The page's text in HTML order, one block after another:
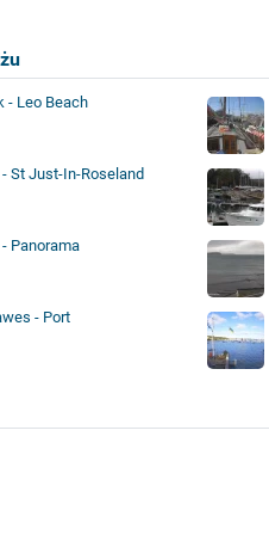
- Leo Beach
St Just-In-Roseland
Panorama
- Port